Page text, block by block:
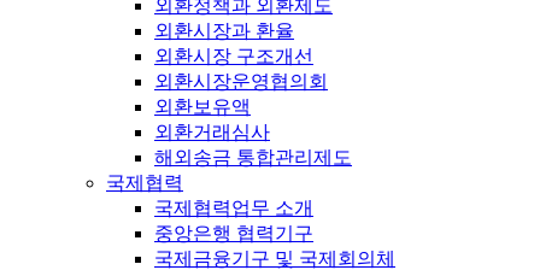
외환정책과 외환제도
외환시장과 환율
외환시장 구조개선
외환시장운영협의회
외환보유액
외환거래심사
해외송금 통합관리제도
국제협력
국제협력업무 소개
중앙은행 협력기구
국제금융기구 및 국제회의체